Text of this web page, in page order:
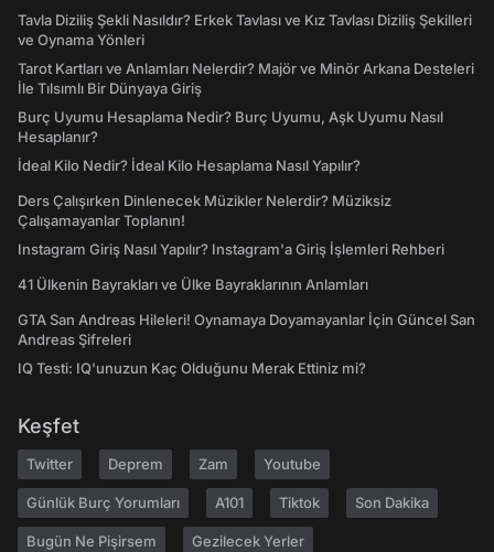
Tavla Diziliş Şekli Nasıldır? Erkek Tavlası ve Kız Tavlası Diziliş Şekilleri
ve Oynama Yönleri
Tarot Kartları ve Anlamları Nelerdir? Majör ve Minör Arkana Desteleri
İle Tılsımlı Bir Dünyaya Giriş
Burç Uyumu Hesaplama Nedir? Burç Uyumu, Aşk Uyumu Nasıl
Hesaplanır?
İdeal Kilo Nedir? İdeal Kilo Hesaplama Nasıl Yapılır?
Ders Çalışırken Dinlenecek Müzikler Nelerdir? Müziksiz
Çalışamayanlar Toplanın!
Instagram Giriş Nasıl Yapılır? Instagram'a Giriş İşlemleri Rehberi
41 Ülkenin Bayrakları ve Ülke Bayraklarının Anlamları
GTA San Andreas Hileleri! Oynamaya Doyamayanlar İçin Güncel San
Andreas Şifreleri
IQ Testi: IQ'unuzun Kaç Olduğunu Merak Ettiniz mi?
Keşfet
Twitter Deprem Zam Youtube
Günlük Burç Yorumları A101 Tiktok Son Dakika
Bugün Ne Pişirsem Gezilecek Yerler